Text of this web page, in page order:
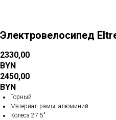
Электровелосипед
2330,00
BYN
2450,00
BYN
Горный
Материал рамы: алюминий
Колеса 27.5"